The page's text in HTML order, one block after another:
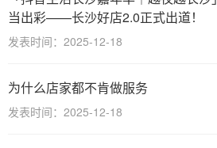
当出彩——长沙好店2.0正式出道！
发表时间：2025-12-18
为什么店家都不肯做服务
发表时间：2025-12-18